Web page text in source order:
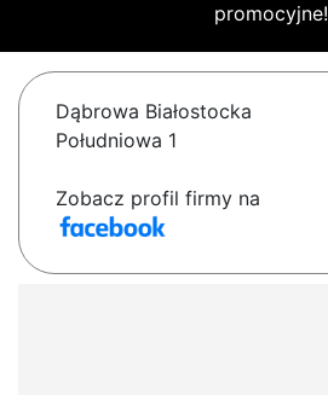
promocyjne!
Dąbrowa Białostocka
Południowa 1
Zobacz profil firmy na